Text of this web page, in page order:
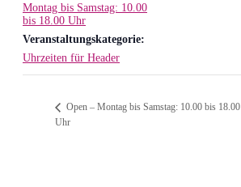
Montag bis Samstag: 10.00
bis 18.00 Uhr
Veranstaltungskategorie:
Uhrzeiten für Header
Open – Montag bis Samstag: 10.00 bis 18.00
Uhr